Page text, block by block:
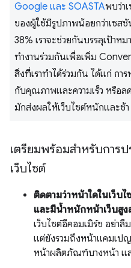
Google และ SOASTAพบว่า
ของผู้ใช้มีรูปภาพน้อยกว่าเซส
38% เราจะช่วยกันบรรลุเป้าหม
ทำงานร่วมกันเพื่อเพิ่ม
สิ่งที่เราทำได้ร่วมกัน ได้แก่ กา
กับคุณภาพและความเร็ว หรือ
มักส่งผลให้เว็บไซต์หนักและช้า
เตรียมพร้อมสําหรับกา
เว็บไซต์
ติดตามว่าหน้าใดในเว็บ
และมีน้ำหนักหน้าเว็บสูง
เว็บไซต์อีคอมเมิร์ซ อย่า
แต่ยังรวมถึงหน้าแคมเ
หน้าผลิตภัณฑ์บางหน้า แล